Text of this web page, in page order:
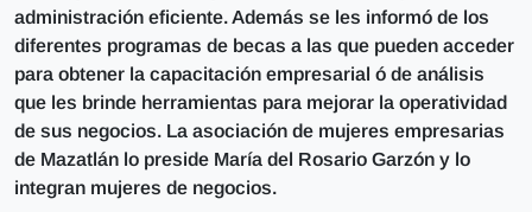
administración eficiente. Además se les informó de los
diferentes programas de becas a las que pueden acceder
para obtener la capacitación empresarial ó de análisis
que les brinde herramientas para mejorar la operatividad
de sus negocios. La asociación de mujeres empresarias
de Mazatlán lo preside María del Rosario Garzón y lo
integran mujeres de negocios.